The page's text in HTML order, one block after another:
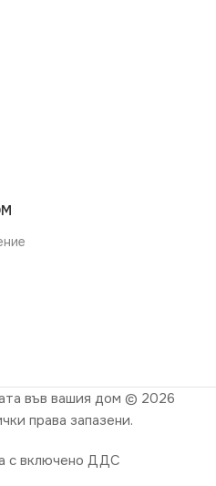
във вашия дом © 2026
права запазени.
с включено ДДС